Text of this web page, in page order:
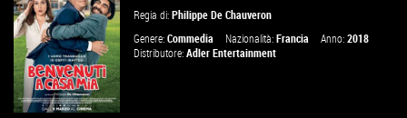
VAI ALLA SCHEDA
Regia di:Philippe De Chauveron
Genere:Commedia Nazionalità:Francia Anno:2018
Distributore:Adler Entertainment